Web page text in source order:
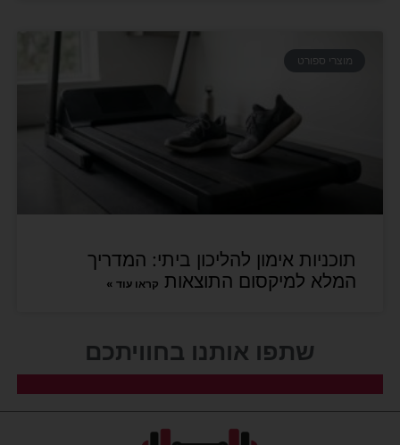
מוצרי ספורט
תוכניות אימון להליכון ביתי: המדריך
המלא למיקסום התוצאות קראו עוד »
שתפו אותנו בחוויתכם​